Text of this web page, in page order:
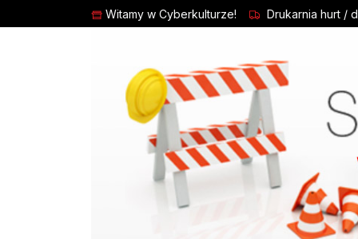
Witamy w Cyberkulturze! Drukarnia hurt /